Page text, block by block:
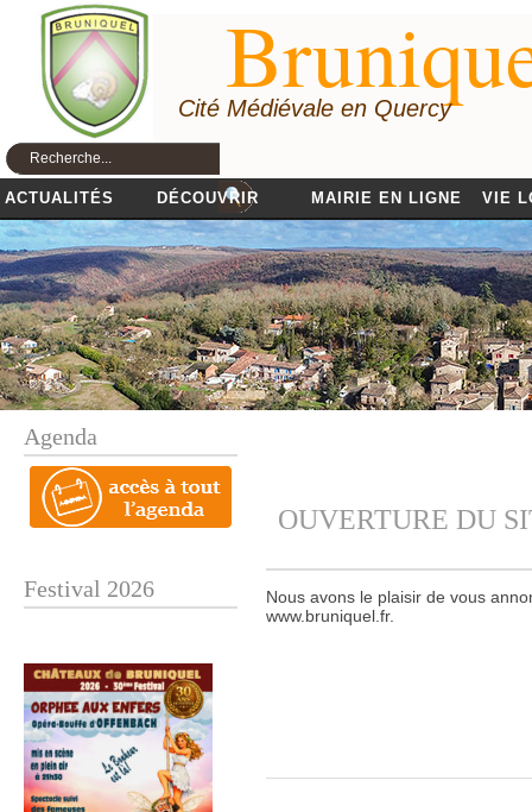
Cité Médiévale en Quercy
ACTUALITÉS DÉCOUVRIR MAIRIE EN LIGNE VIE
Agenda
Festival 2026
OUVERTURE DU
Nous avons le plaisir de vous
www.bruniquel.fr.